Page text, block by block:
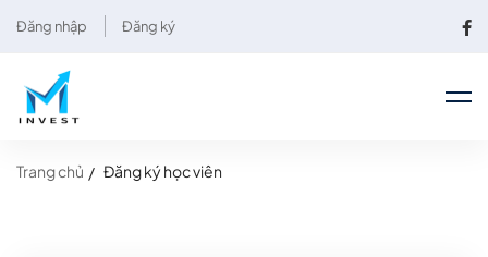
Đăng nhập Đăng ký
Trang chủ Đăng ký học viên